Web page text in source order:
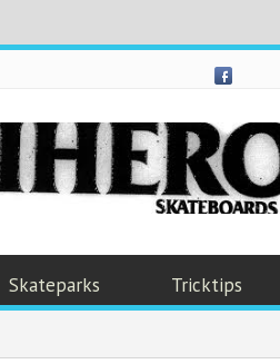
Skateparks Tricktips